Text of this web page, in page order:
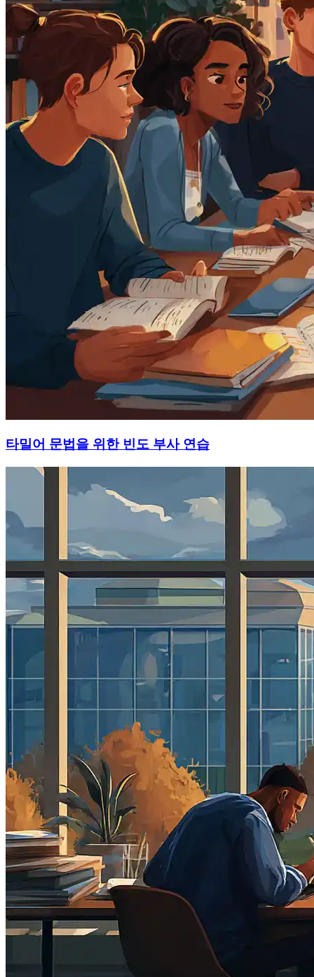
타밀어 문법을 위한 빈도 부사 연습